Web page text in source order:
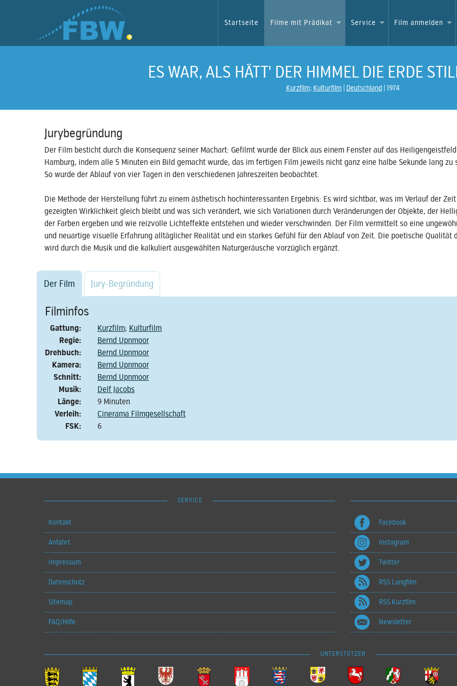
Startseite Filme mit Prädikat Service Film anmelden
ES WAR, ALS HÄTT' DER HIMMEL DIE ERDE
Kurzfilm; Kulturfilm Deutschland 1974
Jurybegründung
Der Film besticht durch die Konsequenz seiner Machart: Gefilmt wurde der Blick aus einem Fenster auf das
Hamburg, indem alle 5 Minuten ein Bild gemacht wurde, das im fertigen Film jeweils nicht ganz eine halbe Sekunde lang zu
So wurde der Ablauf von vier Tagen in den verschiedenen Jahreszeiten beobachtet.
Die Methode der Herstellung führt zu einem ästhetisch hochinteressanten Ergebnis: Es wird sichtbar, was im Verlauf der
gezeigten Wirklichkeit gleich bleibt und was sich verändert, wie sich Variationen durch Veränderungen der Objekte, der
der Farben ergeben und wie reizvolle Lichteffekte entstehen und wieder verschwinden. Der Film vermittelt so eine
und neuartige visuelle Erfahrung alltäglicher Realität und ein starkes Gefühl für den Ablauf von Zeit. Die poetische Qualität
wird durch die Musik und die kalkuliert ausgewählten Naturgeräusche vorzüglich ergänzt.
Der Film Jury-Begründung
Filminfos
Gattung: Kurzfilm; Kulturfilm
Regie:
Bernd Upnmoor
Drehbuch:
Bernd Upnmoor
Kamera:
Bernd Upnmoor
Schnitt:
Bernd Upnmoor
Musik:
Delf Jacobs
Länge:
9 Minuten
Verleih:
Cinerama Filmgesellschaft
FSK:
6
SERVICE
Kontakt
Anfahrt
Impressum
Datenschutz
Sitemap
FAQ/Hilfe
Facebook
Instagram
Twitter
RSS Langfilm
RSS Kurzfilm
Newsletter
UNTERSTÜTZER